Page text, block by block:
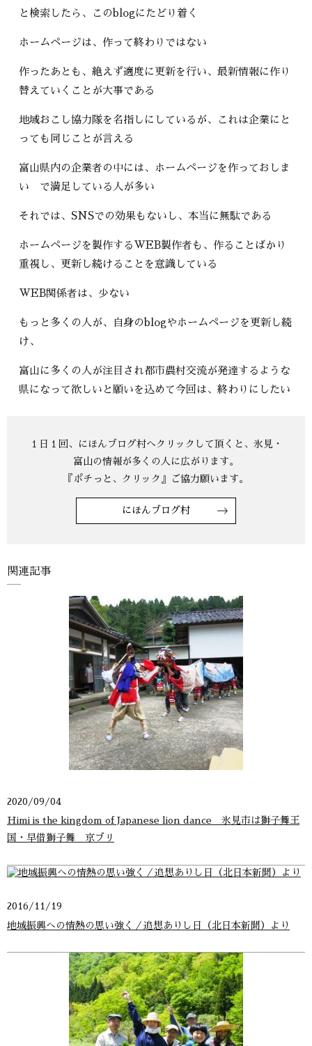
と検索したら、このblogにたどり着く
ホームページは、作って終わりではない
作ったあとも、絶えず適度に更新を行い、最新情報に作り
替えていくことが大事である
地域おこし協力隊を名指しにしているが、これは企業にと
っても同じことが言える
富山県内の企業者の中には、ホームページを作っておしま
い で満足している人が多い
それでは、SNSでの効果もないし、本当に無駄である
ホームページを製作するWEB製作者も、作ることばかり
重視し、更新し続けることを意識している
WEB関係者は、少ない
もっと多くの人が、自身のblogやホームページを更新し続
け、
富山に多くの人が注目され都市農村交流が発達するような
県になって欲しいと願いを込めて今回は、終わりにしたい
にほんブログ村
関連記事
2020/09/04
Himi is the kingdom of Japanese lion dance 氷見市は獅子舞王
国・早借獅子舞＿京ブリ
2016/11/19
地域振興への情熱の思い強く／追想ありし日（北日本新聞）より